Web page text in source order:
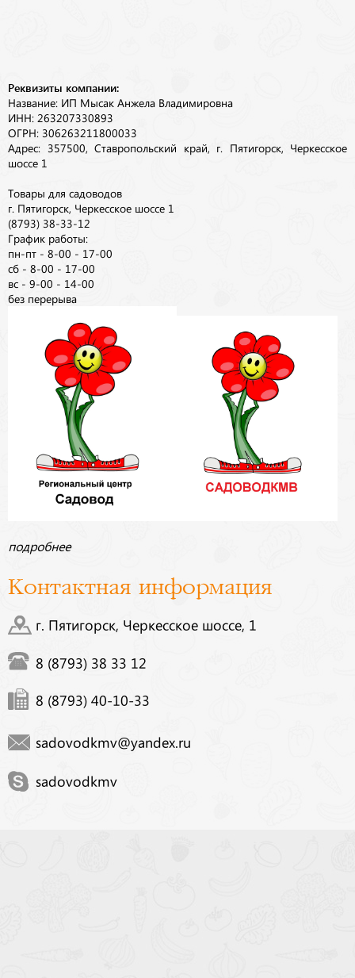
Реквизиты компании:
Название: ИП Мысак Анжела Владимировна
ИНН: 263207330893
ОГРН: 306263211800033
Адрес: 357500, Ставропольский край, г. Пятигорск, Черкесское
шоссе 1
Товары для садоводов
г. Пятигорск, Черкесское шоссе 1
(8793) 38-33-12
График работы:
пн-пт - 8-00 - 17-00
сб - 8-00 - 17-00
вс - 9-00 - 14-00
без перерыва
подробнее
Контактная информация
г. Пятигорск, Черкесское шоссе, 1
8 (8793) 38 33 12
8 (8793) 40-10-33
sadovodkmv@yandex.ru
sadovodkmv